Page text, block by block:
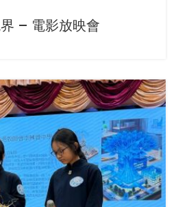
– 電影放映會